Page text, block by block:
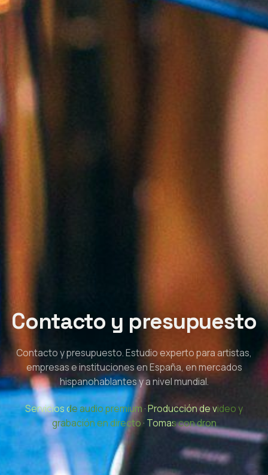
Contacto y presupuesto
Contacto y presupuesto. Estudio experto para artistas,
empresas e instituciones en España, en mercados
hispanohablantes y a nivel mundial.
Servicios de audio premium ·Producción de video y
grabación en directo· Tomas con dron